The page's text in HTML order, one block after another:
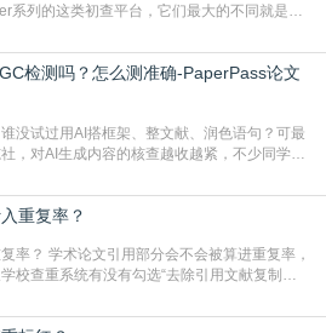
系列的这类初查平台，它们最大的不同就是数
定稿检测的绝对主流。本科用PMLC，含大学
，硕博用VIP/TMLC，含学术论文联合比对
检测吗？怎么测准确-PaperPass论文
没试过用AI搭框架、整文献、润色语句？可最
，对AI生成内容的核查越收越紧，不少同学投
经成了很多过来人交稿前必做的一步。为什么
备项？可能还有不少人觉得，我就用AI搭了个
AIG
重复率？
进重复率，
校查重系统有没有勾选“去除引用文献复制
编号、与正文一一对应，著录项符合GB/T